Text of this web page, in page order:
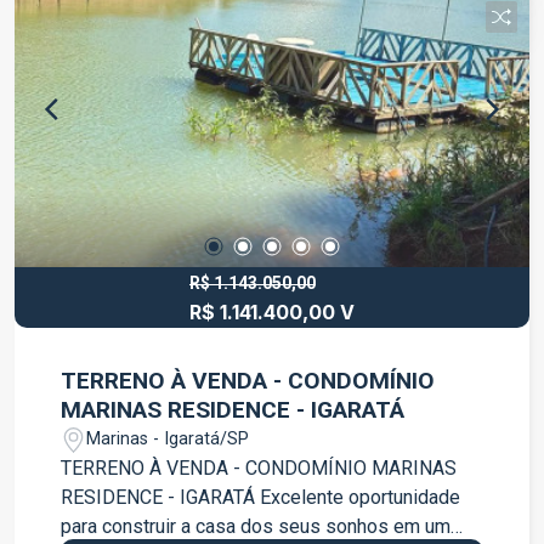
conhecer essa excelente oportunidade em
Igaratá!
R$ 1.143.050,00
R$ 1.141.400,00 V
TERRENO À VENDA - CONDOMÍNIO
MARINAS RESIDENCE - IGARATÁ
Marinas - Igaratá/SP
TERRENO À VENDA - CONDOMÍNIO MARINAS
RESIDENCE - IGARATÁ Excelente oportunidade
para construir a casa dos seus sonhos em um